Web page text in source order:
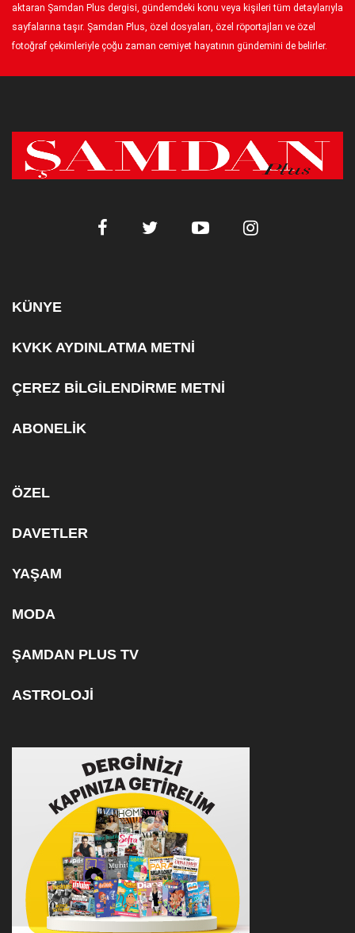
aktaran Şamdan Plus dergisi, gündemdeki konu veya kişileri tüm detaylarıyla
sayfalarına taşır. Şamdan Plus, özel dosyaları, özel röportajları ve özel
fotoğraf çekimleriyle çoğu zaman cemiyet hayatının gündemini de belirler.
KÜNYE
KVKK AYDINLATMA METNİ
ÇEREZ BİLGİLENDİRME METNİ
ABONELİK
ÖZEL
DAVETLER
YAŞAM
MODA
ŞAMDAN PLUS TV
ASTROLOJİ